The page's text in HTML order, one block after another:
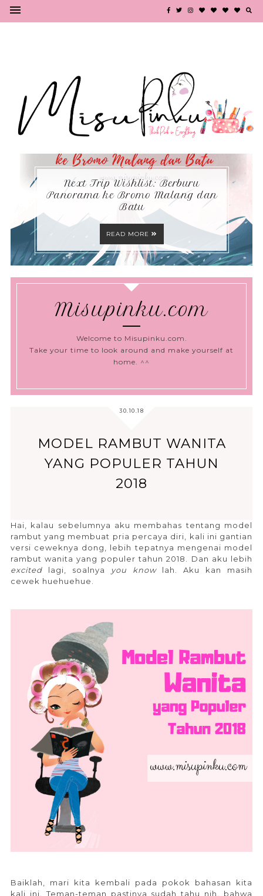
Next Trip Wishlist: Berburu
Panorama ke Bromo Malang dan
Batu
READ MORE
Misupinku.com
Welcome to Misupinku.com.
Take your time to look around and make yourself at
home. ^^
30.10.18
MODEL RAMBUT WANITA
YANG POPULER TAHUN
2018
Hai, kalau sebelumnya aku membahas tentang model
rambut yang membuat pria percaya diri, kali ini gantian
versi ceweknya dong, lebih tepatnya mengenai model
rambut wanita yang populer tahun 2018. Dan aku lebih
excitedlagi, soalnya you know lah. Aku kan masih
cewek huehuehue.
Baiklah, mari kita kembali pada pokok bahasan kita
kali ini. Teman-teman pastinya sudah tahu nih, bahwa